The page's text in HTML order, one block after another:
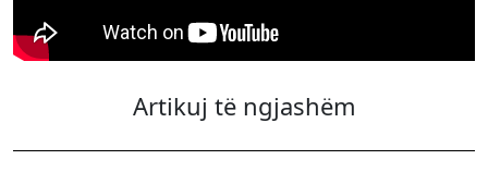
Artikuj të ngjashëm